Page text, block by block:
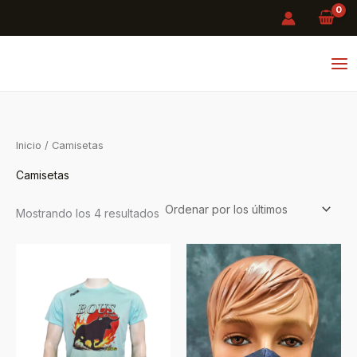
Inicio / Camisetas
Camisetas
Mostrando los 4 resultados
últimos
desde
10,00 €
hasta
17,00 €
Este
producto
tiene
múltiples
variantes.